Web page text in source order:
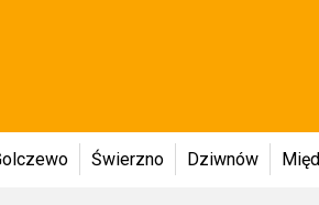
Świerzno Dziwnów